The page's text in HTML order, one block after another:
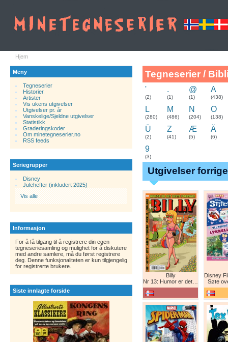
Hjem
Meny
Tegneserier
Historier.
Artister
Vis ukens utgivelser
Utgivelser pr. år
Vanskelige/Sjeldne utgivelser
Statistikk
Graderingskoder
Om minetegneserier.no
RSS feeds
Seriegrupper
Disney
Julehefter (inkludert 2025)
Vis alle
Informasjon
For å få tilgang til å registrere din egen
tegneseriesamling og mulighet for å diskutere
med andre samlere, må du først registrere
deg. Denne funksjonaliteten er kun tilgjengelig
for registrerte brukere.
Siste innlagte forside
Tegneserier /
'
(2)
.
(1)
@
(1)
A
(438)
L
(280)
M
(486)
N
(204)
O
(138)
Ü
(2)
Z
(41)
Æ
(5)
Ä
(6)
9
(3)
Utgivelser
Billy
Nr 13: Humor er det beste forsvar!
Søte